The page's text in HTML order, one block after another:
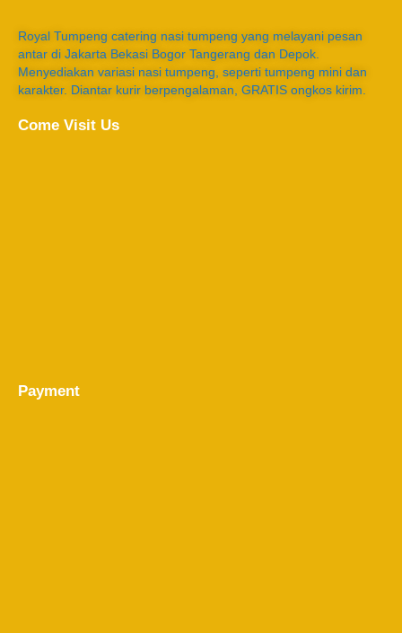
Royal Tumpeng catering nasi tumpeng yang melayani pesan
antar di Jakarta Bekasi Bogor Tangerang dan Depok.
Menyediakan variasi nasi tumpeng, seperti tumpeng mini dan
karakter. Diantar kurir berpengalaman, GRATIS ongkos kirim.
Come Visit Us
Payment